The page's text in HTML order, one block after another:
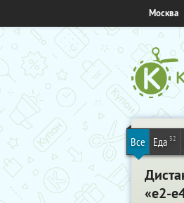
Москва
Все Еда 32
«е2-